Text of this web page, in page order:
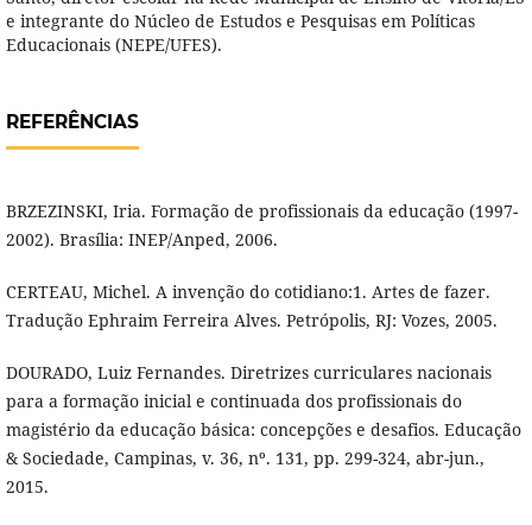
e integrante do Núcleo de Estudos e Pesquisas em Políticas
Educacionais (NEPE/UFES).
REFERÊNCIAS
BRZEZINSKI, Iria. Formação de profissionais da educação (1997-
2002). Brasília: INEP/Anped, 2006.
CERTEAU, Michel. A invenção do cotidiano:1. Artes de fazer.
Tradução Ephraim Ferreira Alves. Petrópolis, RJ: Vozes, 2005.
DOURADO, Luiz Fernandes. Diretrizes curriculares nacionais
para a formação inicial e continuada dos profissionais do
magistério da educação básica: concepções e desafios. Educação
& Sociedade, Campinas, v. 36, nº. 131, pp. 299-324, abr-jun.,
2015.